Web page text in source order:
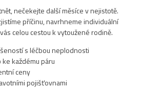
nečekejte další měsíce v nejistotě.
příčinu, navrhneme individuální
celou cestou k vytoužené rodině.
s léčbou neplodnosti
každému páru
ceny
pojišťovnami